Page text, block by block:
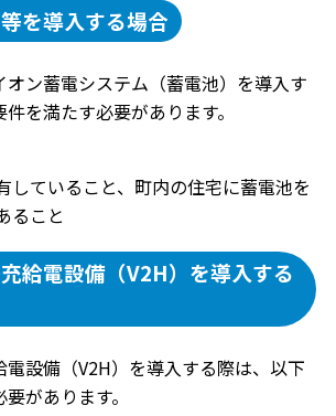
を導入する場合
オン蓄電システム（蓄電池）を導入す
を満たす必要があります。
していること、町内の住宅に蓄電池を
ること
給電設備（V2H）を導入する
電設備（V2H）を導入する際は、以下
があります。